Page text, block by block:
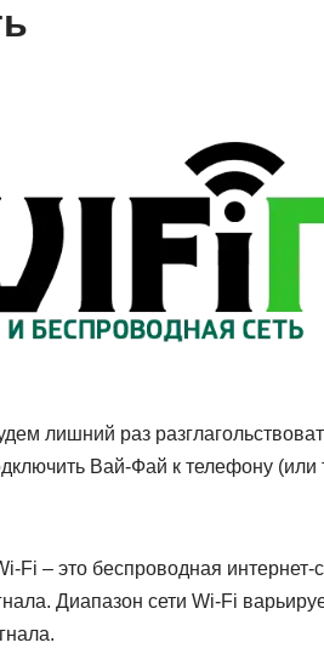
лишний раз
Вай-Фай к телефону
Fi – это беспроводная интернет-
Диапазон сети Wi-Fi